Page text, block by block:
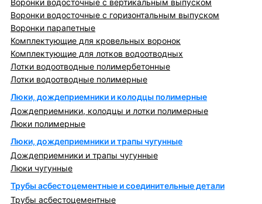
Воронки водосточные с вертикальным выпуском
Воронки водосточные с горизонтальным выпуском
Воронки парапетные
Комплектующие для кровельных воронок
Комплектующие для лотков водоотводных
Лотки водоотводные полимербетонные
Лотки водоотводные полимерные
Люки, дождеприемники и колодцы полимерные
Дождеприемники, колодцы и лотки полимерные
Люки полимерные
Люки, дождеприемники и трапы чугунные
Дождеприемники и трапы чугунные
Люки чугунные
Трубы асбестоцементные и соединительные детали
Трубы асбестоцементные